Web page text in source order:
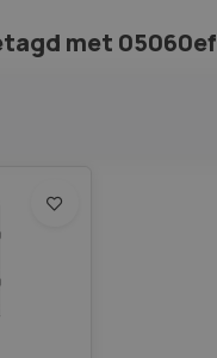
met 05060ef